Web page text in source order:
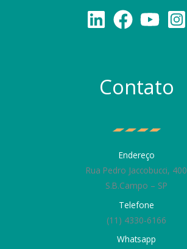
Contato
Endereço
Rua Pedro Jaccobucci, 400
S.B.Campo – SP
Telefone
(11) 4330-6166
Whatsapp